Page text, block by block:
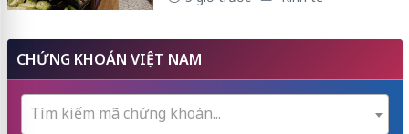
CHỨNG KHOÁN VIỆT NAM
Tìm kiếm mã chứng khoán...